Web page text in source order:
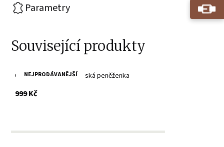
Parametry
Související produkty
NEJPRODÁVANĚJŠÍ
Černá pánská motorkářská peněženka
999 Kčs DPH